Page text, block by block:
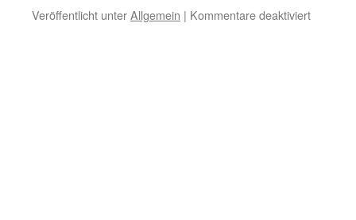
Veröffentlicht unterAllgemein | Kommentare deaktiviertfür